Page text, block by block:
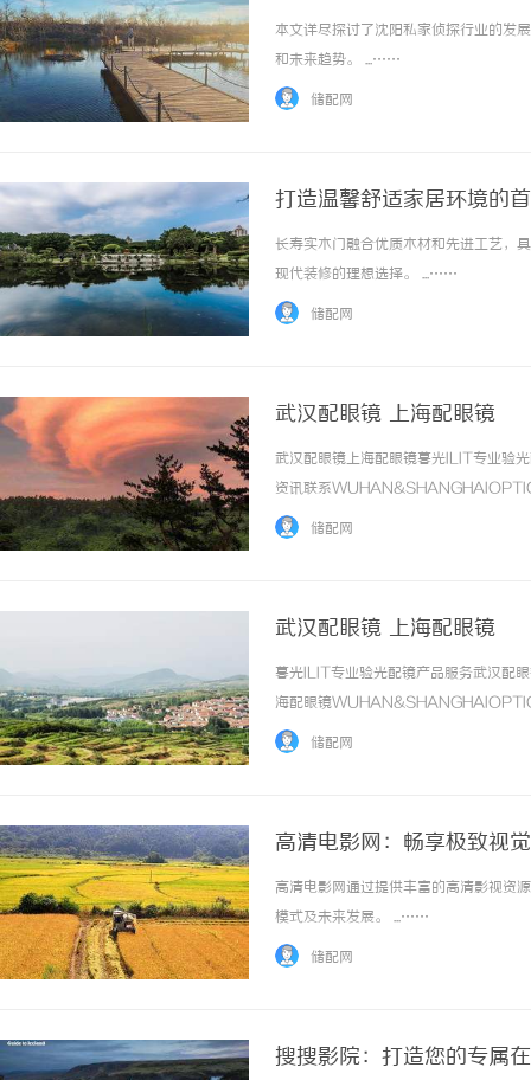
本文详尽探讨了沈阳私家侦探行业的发
和未来趋势。 ...……
储配网
打造温馨舒适家居环境的
长寿实木门融合优质木材和先进工艺，
现代装修的理想选择。 ...……
储配网
武汉配眼镜 上海配眼镜
武汉配眼镜上海配眼镜暮光ILIT专业验
资讯联系
品牌，现于武汉与上海设有4家门店。
储配网
武汉配眼镜 上海配眼镜
暮光ILIT专业验光配镜产品服务武汉配
海配眼镜
品牌，现于武汉与上海设有4家门店。
储配网
高清电影网：畅享极致视
高清电影网通过提供丰富的高清影视资
模式及未来发展。 ...……
储配网
搜搜影院：打造您的专属